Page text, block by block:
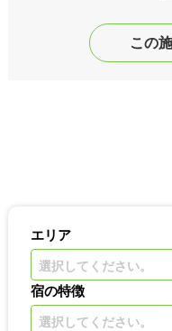
この
エリア
選択してください。
宿の特徴
選択してください。